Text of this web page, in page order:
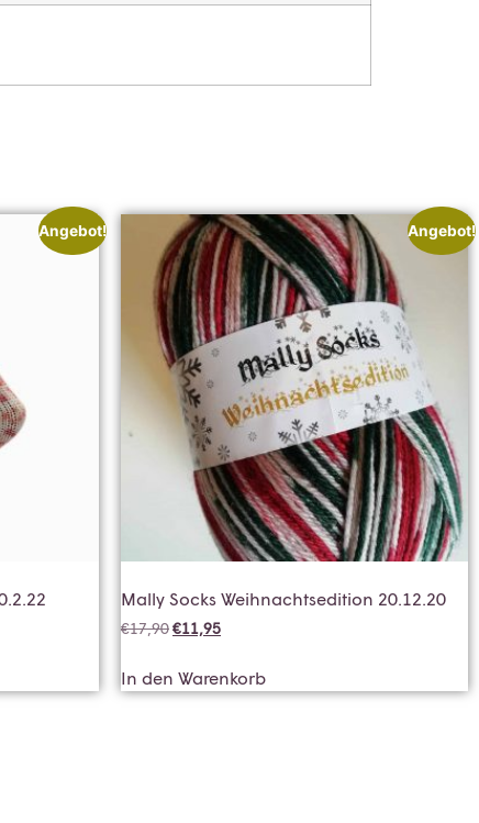
Angebot! Angebot!
Mally Socks Weihnachtsedition 20.12.20
€17,90€11,95
In den Warenkorb